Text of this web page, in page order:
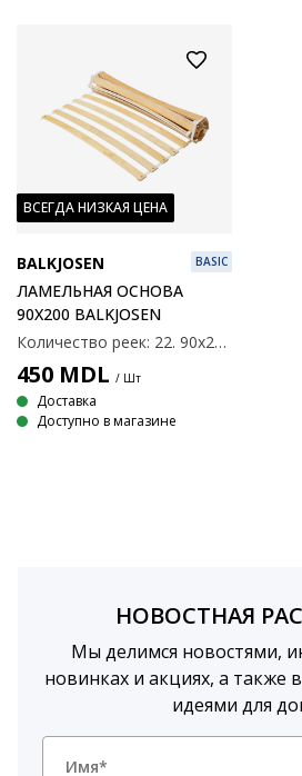
ВСЕГДА НИЗКАЯ ЦЕНА
BALKJOSEN BASIC
ЛАМЕЛЬНАЯ ОСНОВА
90X200 BALKJOSEN
Количество реек: 22. 90x200 см
450 MDL / Шт
Доставка
Доступно в магазине
НОВОСТНАЯ
Мы делимся новостями,
новинках и акциях, а
идеями для